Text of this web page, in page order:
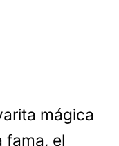
mágica
fama, el